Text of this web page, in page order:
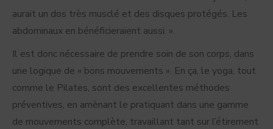
aurait un dos très musclé et des disques protégés. Les
abdominaux en bénéficieraient aussi. ».
Il est donc nécessaire de prendre soin de son corps, dans
une logique de « bons mouvements ». En ça, le yoga, tout
comme le Pilates, sont des excellentes méthodes
préventives, en amènant le pratiquant dans une gamme
de mouvements complète, travaillant tant sur l’étirement